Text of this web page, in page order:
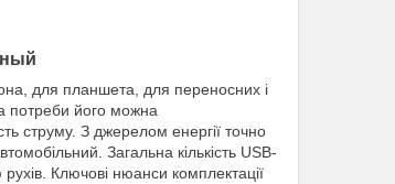
для планшета, для переносних і
потреби його можна
струму. З джерелом енергії точно
Загальна кількість USB-
Ключові нюанси комплектації